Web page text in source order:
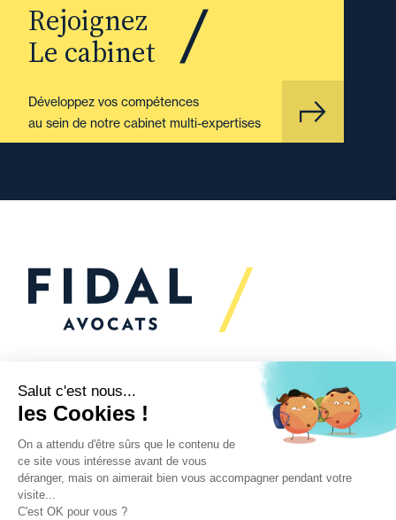
Rejoignez
Le cabinet
Développez vos compétences
au sein de notre cabinet multi-expertises
Vous souhaitez échanger
avec nous ?
Nous sommes
à votre écoute